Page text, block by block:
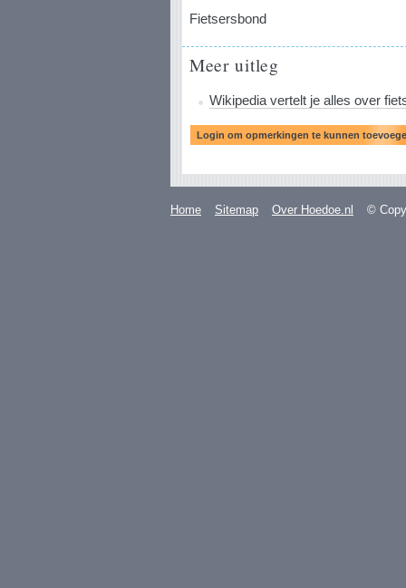
Fietsersbond
Meer uitleg
Wikipedia vertelt je alles over
Home Sitemap Over Hoedoe.nl ©